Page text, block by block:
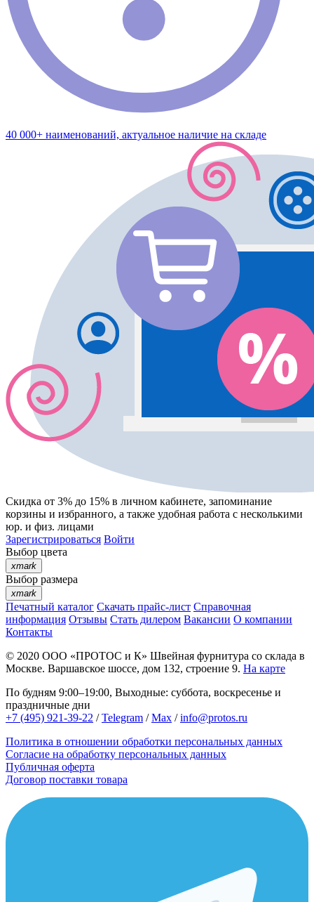
40 000+ наименований, актуальное наличие на складе
Скидка от 3% до 15% в личном кабинете, запоминание
корзины и избранного, а также удобная работа с несколькими
юр. и физ. лицами
Зарегистрироваться Войти
Выбор цвета
xmark
Выбор размера
xmark
Печатный каталог Скачать прайс-лист Справочная
информация Отзывы Стать дилером Вакансии О компании
Контакты
© 2020 ООО «ПРОТОС и К» Швейная фурнитура со склада в
Москве. Варшавское шоссе, дом 132, строение 9. На карте
По будням 9:00–19:00, Выходные: суббота, воскресенье и
праздничные дни
+7 (495) 921-39-22 /Telegram /Max /info@protos.ru
Политика в отношении обработки персональных данных
Согласие на обработку персональных данных
Публичная оферта
Договор поставки товара